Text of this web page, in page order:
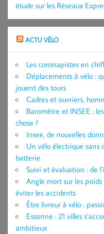
étude sur les Réseaux
ACTU VÉLO
Les coronapistes en
Déplacements à vélo :
jouent des tours
Cadres et ouvriers,
Baromètre et INSEE :
chose ?
Insee, de nouvelles
Un vélo électrique sans
batterie
Suivi et évaluation : de
Angle mort sur les
éviter les accidents
Être livreur à vélo :
Essonne : 21 villes
ambitieux